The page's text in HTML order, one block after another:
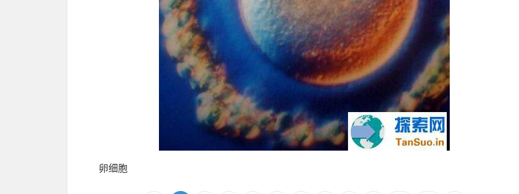
卵细胞